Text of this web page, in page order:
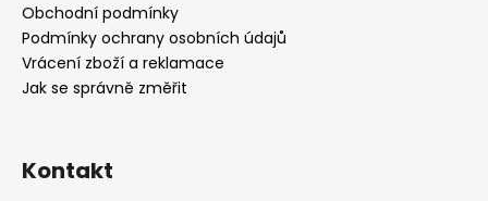
Obchodní podmínky
Podmínky ochrany osobních údajů
Vrácení zboží a reklamace
Jak se správně změřit
Kontakt